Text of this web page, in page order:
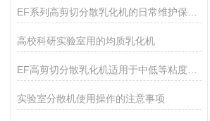
高校科研实验室用的均质乳化机
实验室分散机使用操作的注意事项